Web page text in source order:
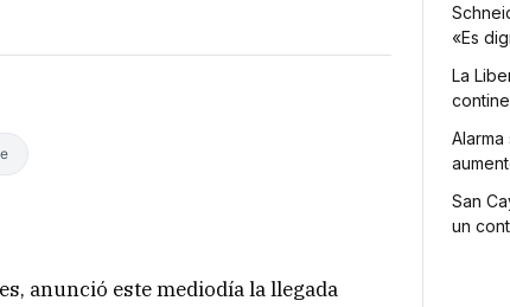
anunció este mediodía la llegada
«Es
La
San
un